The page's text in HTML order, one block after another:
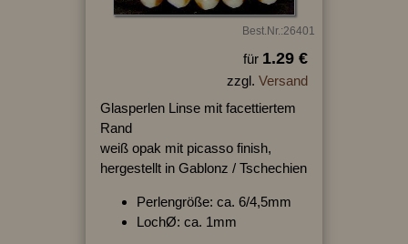
Best.Nr.:26401
für 1.29 €
zzgl. Versand
Glasperlen Linse mit facettiertem
Rand
weiß opak mit picasso finish,
hergestellt in Gablonz / Tschechien
Perlengröße: ca. 6/4,5mm
LochØ: ca. 1mm